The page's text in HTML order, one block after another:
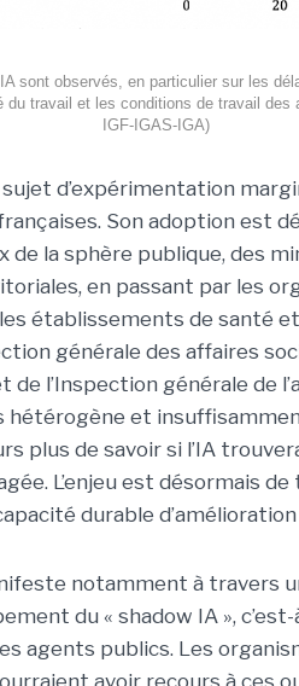
sont observés, en particulier sur les
du travail et les conditions de travail des
IGF-IGAS-IGA)
sujet d’expérimentation
Son adoption est
de la sphère publique, des
en passant par les
établissements de santé
générale des affaires
de l’Inspection générale de
hétérogène et
plus de savoir si l’IA
L’enjeu est désormais
durable
notamment à travers
du « shadow IA », c’est-
agents publics. Les
avoir recours à ces